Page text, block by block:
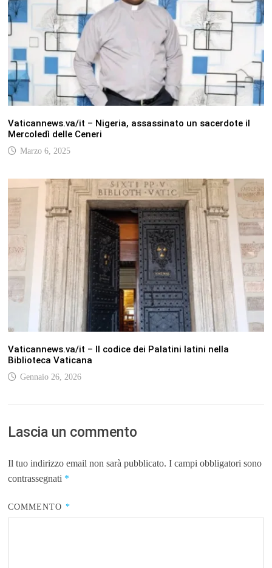
Vaticannews.va/it – Nigeria, assassinato un sacerdote il
Mercoledì delle Ceneri
Marzo 6, 2025
Vaticannews.va/it – Il codice dei Palatini latini nella
Biblioteca Vaticana
Gennaio 26, 2026
Lascia un commento
Il tuo indirizzo email non sarà pubblicato. I campi obbligatori sono
contrassegnati *
COMMENTO *